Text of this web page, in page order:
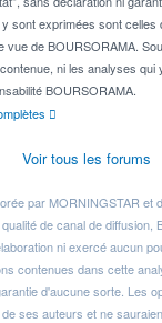
sont exprimées sont
vue de BOURSORAMA.
ni les analyses
BOURSORAMA.
Voir tous les forums
par MORNINGSTAR et
de canal de diffusion,
ni exercé aucun
contenues dans cette
d'aucune sorte. Les
ses auteurs et ne